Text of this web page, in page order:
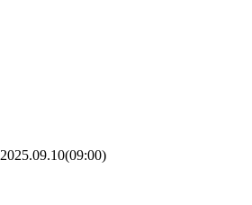
2025.09.10(09:00)